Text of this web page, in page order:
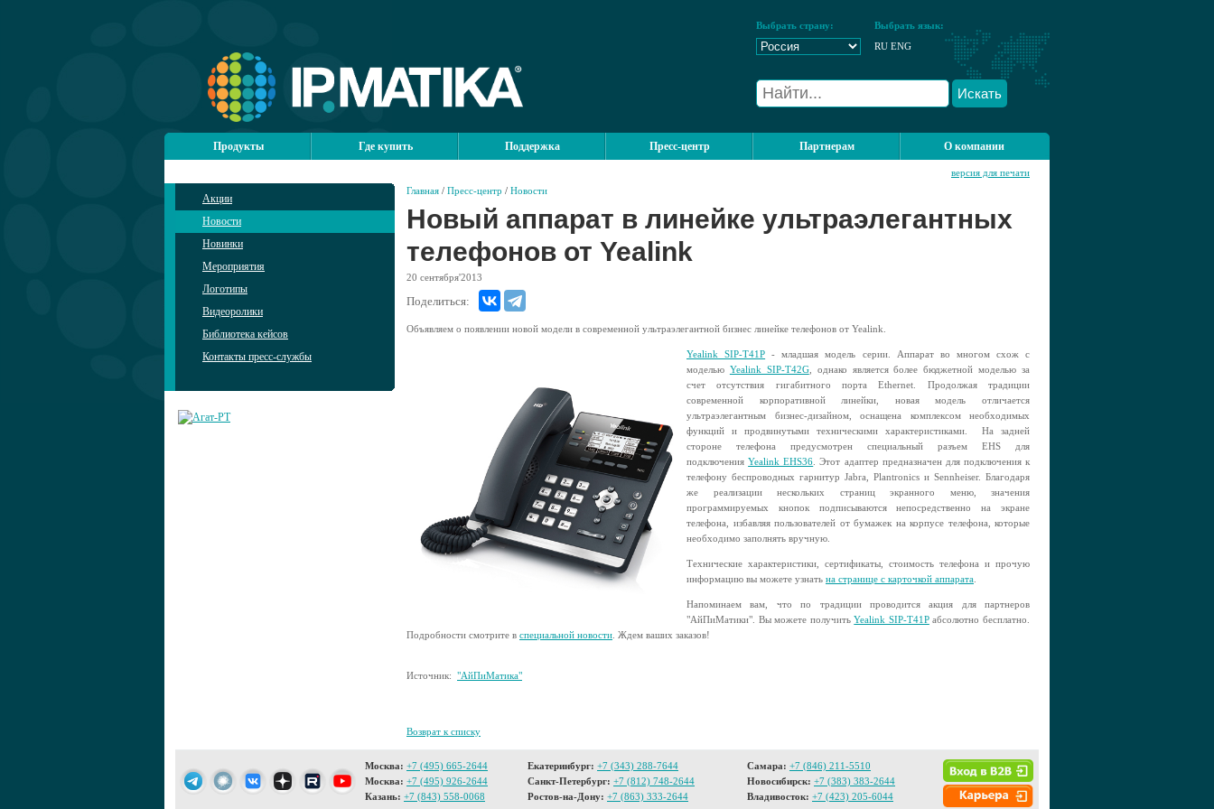
Выбрать страну:
Выбрать язык:
RU ENG
Искать
Продукты Где купить Поддержка Пресс-центр Партнерам О компании
Акции
Новости
Новинки
Мероприятия
Логотипы
Видеоролики
Библиотека кейсов
Контакты пресс-службы
Главная / Пресс-центр / Новости
версия для печати
Новый аппарат в линейке ультраэлегантных
телефонов от Yealink
20 сентября'2013
Поделиться:
Объявляем о появлении новой модели в современной ультраэлегантной бизнес линейке телефонов от Yealink.
Yealink SIP-T41P - младшая модель серии. Аппарат во многом схож с
моделью Yealink SIP-T42G, однако является более бюджетной моделью за
счет отсутствия гигабитного порта Ethernet. Продолжая традиции
современной корпоративной линейки, новая модель отличается
ультраэлегантным бизнес-дизайном, оснащена комплексом необходимых
функций и продвинутыми техническими характеристиками. На задней
стороне телефона предусмотрен специальный разъем EHS для
подключенияYealink EHS36 . Этот адаптер предназначен для подключения к
телефону беспроводных гарнитур Jabra, Plantronics и Sennheiser. Благодаря
же реализации нескольких страниц экранного меню, значения
программируемых кнопок подписываются непосредственно на экране
телефона, избавляя пользователей от бумажек на корпусе телефона, которые
необходимо заполнять вручную.
Технические характеристики, сертификаты, стоимость телефона и прочую
информацию вы можете узнать на странице с карточкой аппарата
Напоминаем вам, что по традиции проводится акция для партнеров
"АйПиМатики". Вы можете получитьYealink SIP-T41Pабсолютно бесплатно.
Подробности смотрите в специальной новости . Ждем ваших заказов!
Источник: "АйПиМатика"
Возврат к списку
Москва: +7 (495) 665-2644
Москва: +7 (495) 926-2644
Казань: +7 (843) 558-0068
Екатеринбург: +7 (343) 288-7644
Санкт-Петербург: +7 (812) 748-2644
Ростов-на-Дону: +7 (863) 333-2644
Самара: +7 (846) 211-5510
Новосибирск: +7 (383) 383-2644
Владивосток: +7 (423) 205-6044